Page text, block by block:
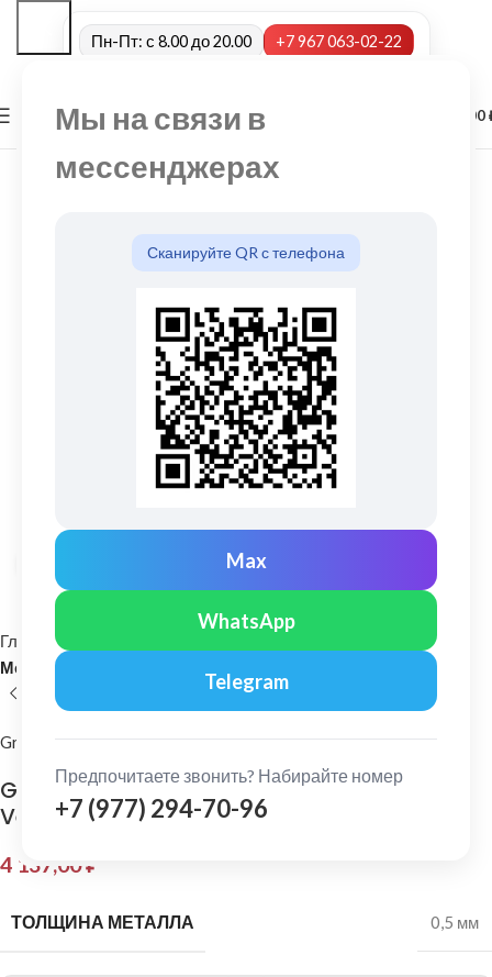
Мы на связи в
мессенджерах
Сканируйте QR с телефона
Max
WhatsApp
Telegram
Предпочитаете звонить? Набирайте номер
+7 (977) 294-70-96
Пн-Пт: с 8.00 до 20.00 +7 967 063-02-22
МЕНЮ 0,00
Нажмите, чтобы увеличить
Главная
Металлочерепица и комплектующие
Grand Line
Grand Line: Конек плоский 150х40х150 мм
Velur Х 0,5 мм Ral 7024
4 137,00₽
ТОЛЩИНА МЕТАЛЛА 0,5 мм